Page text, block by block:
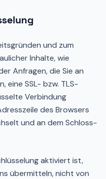
und zum
Inhalte, wie
Anfragen, die Sie an
eine SSL- bzw. TLS-
Verbindung
des Browsers
und an dem Schloss-
aktiviert ist,
übermitteln, nicht von